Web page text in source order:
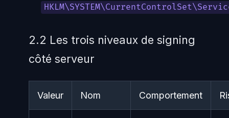
2.2 Les trois niveaux de signing
côté serveur
Valeur Nom Comportement